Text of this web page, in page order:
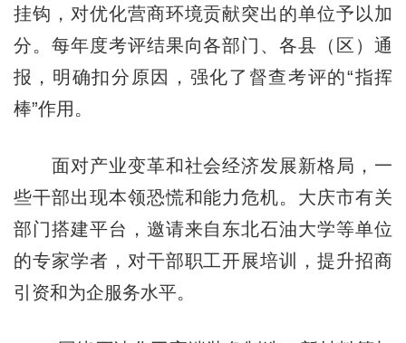
挂钩，对优化营商环境贡献突出的单位予以加
分。每年度考评结果向各部门、各县（区）通
报，明确扣分原因，强化了督查考评的“指挥
棒”作用。
面对产业变革和社会经济发展新格局，一
些干部出现本领恐慌和能力危机。大庆市有关
部门搭建平台，邀请来自东北石油大学等单位
的专家学者，对干部职工开展培训，提升招商
引资和为企服务水平。